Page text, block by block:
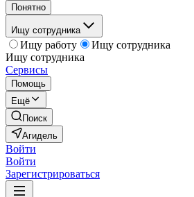
Понятно
Ищу сотрудника
Ищу работу
Ищу сотрудника
Ищу сотрудника
Сервисы
Помощь
Ещё
Поиск
Агидель
Войти
Войти
Зарегистрироваться